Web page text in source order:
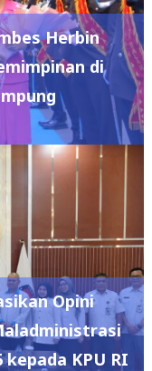
Herbin
di
Opini
kepada KPU RI